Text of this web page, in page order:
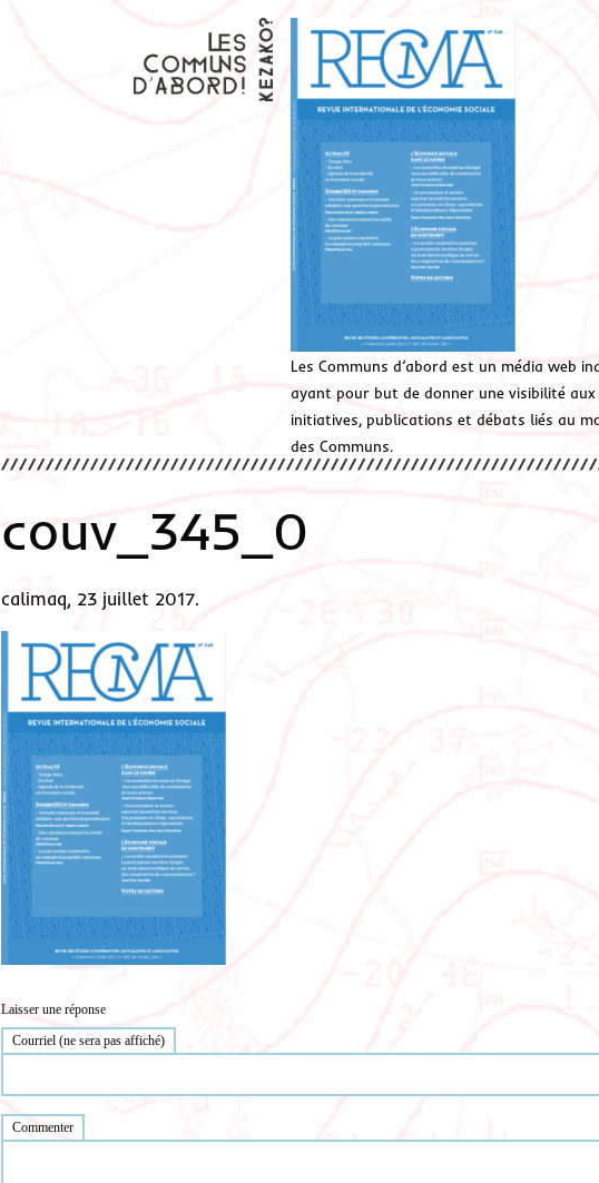
Les Communs d’abord est un média web
ayant pour but de donner une visibilité
initiatives, publications et débats liés au
des Communs.
couv_345_0
calimaq, 23 juillet 2017.
Laisser une réponse
Courriel (ne sera pas affiché)
Commenter